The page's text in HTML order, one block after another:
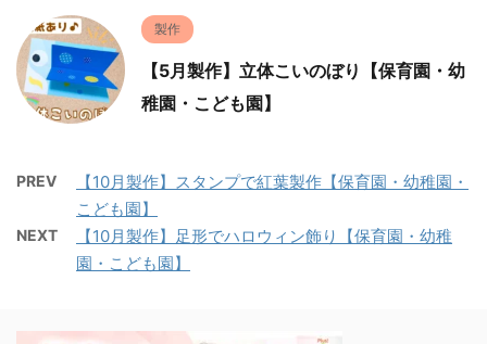
製作
【5月製作】立体こいのぼり【保育園・幼
稚園・こども園】
PREV
【10月製作】スタンプで紅葉製作【保育園・幼稚園・
こども園】
NEXT
【10月製作】足形でハロウィン飾り【保育園・幼稚
園・こども園】